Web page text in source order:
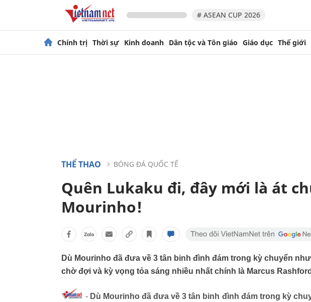
# ASEAN CUP 2026
Chính trị Thời sự Kinh doanh Dân tộc và Tôn giáo Giáo dục Thế giới
THỂ THAO BÓNG ĐÁ QUỐC TẾ
Quên Lukaku đi, đây mới là át
Mourinho!
Dù Mourinho đã đưa về 3 tân binh đình đám trong kỳ chuyển
chờ đợi và kỳ vọng tỏa sáng nhiều nhất chính là Marcus
- Dù Mourinho đã đưa về 3 tân binh đình đám trong kỳ